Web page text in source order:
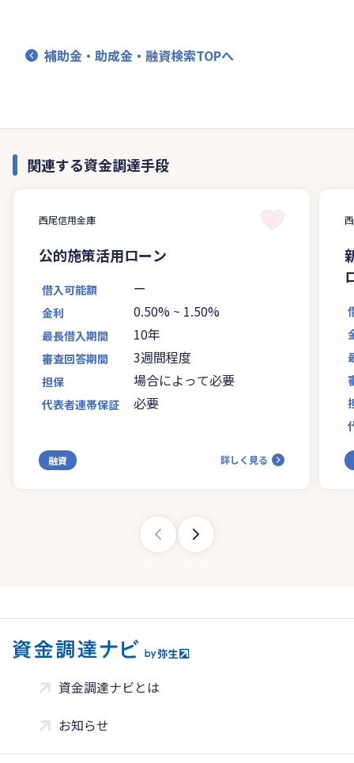
補助金・助成金・融資検索TOPへ
関連する資金調達手段
西尾信用金庫
公的施策活用ローン
借入可能額 ー
金利 0.50% ~ 1.50%
最長借入期間 10年
審査回答期間 3週間程度
担保 場合によって必要
代表者連帯保証 必要
融資 詳しく見る
資金調達ナビとは
お知らせ